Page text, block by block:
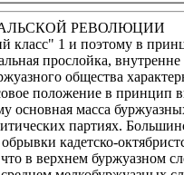
РЕВОЛЮЦИИ
класс" 1 и поэтому в
прослойка, внутренне
общества
положение в принцип
основная масса
партиях.
кадетско-
в верхнем буржуазном